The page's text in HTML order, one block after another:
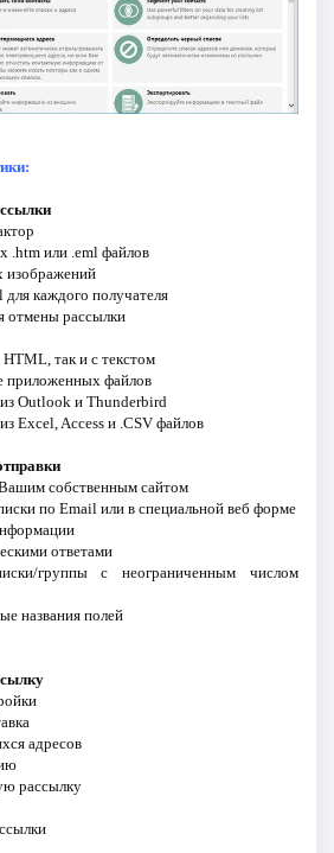
.htm или .eml файлов
изображений
каждого получателя
отмены рассылки
так и с текстом
приложенных файлов
Outlook и Thunderbird
Excel, Access и .CSV файлов
собственным сайтом
по Email или в специальной веб форме
ответами
группы c неограниченным числом
названия полей
адресов
рассылку